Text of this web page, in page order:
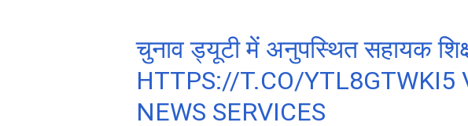
चुनाव ड्यूटी में अनुपस्थित सहायक
HTTPS://T.CO/YTL8GTWKI5
NEWS SERVICES